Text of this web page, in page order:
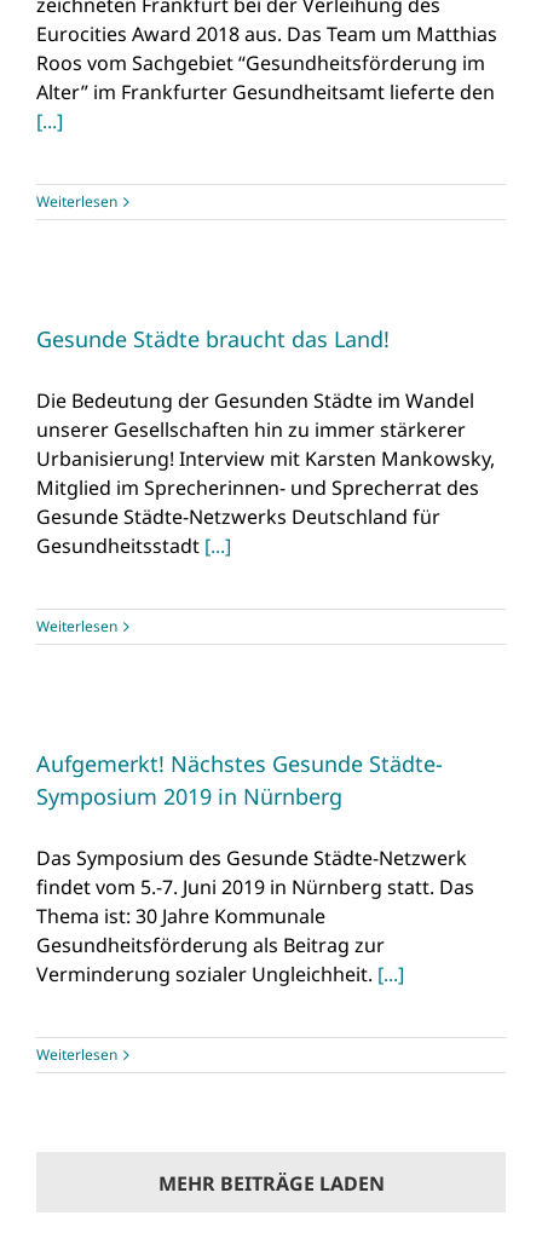
Eurocities Award 2018 aus. Das Team um Matthias
Roos vom Sachgebiet “Gesundheitsförderung im
Alter” im Frankfurter Gesundheitsamt lieferte den
[...]
Weiterlesen
Gesunde Städte braucht das Land!
Die Bedeutung der Gesunden Städte im Wandel
unserer Gesellschaften hin zu immer stärkerer
Urbanisierung! Interview mit Karsten Mankowsky,
Mitglied im Sprecherinnen- und Sprecherrat des
Gesunde Städte-Netzwerks Deutschland für
Gesundheitsstadt [...]
Weiterlesen
Aufgemerkt! Nächstes Gesunde Städte-
Symposium 2019 in Nürnberg
Das Symposium des Gesunde Städte-Netzwerk
findet vom 5.-7. Juni 2019 in Nürnberg statt. Das
Thema ist: 30 Jahre Kommunale
Gesundheitsförderung als Beitrag zur
Verminderung sozialer Ungleichheit. [...]
Weiterlesen
MEHR BEITRÄGE LADEN